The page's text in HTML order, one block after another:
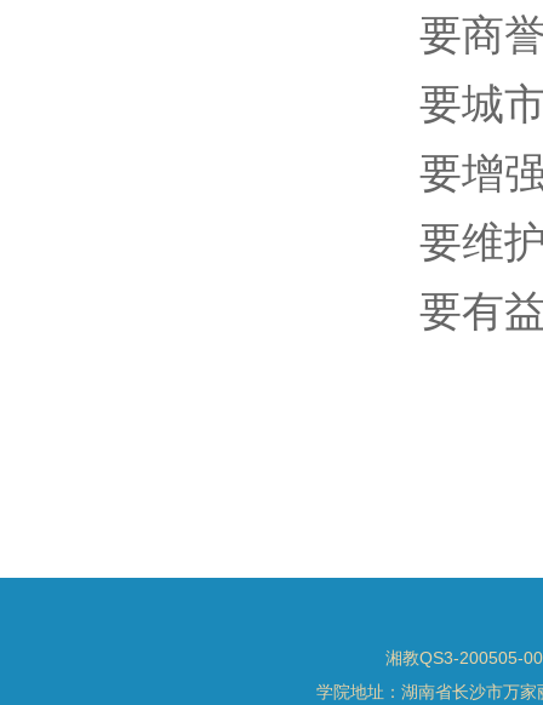
要商
要城
要增
要维
要有
湘教QS3-200505-
学院地址：湖南省长沙市万